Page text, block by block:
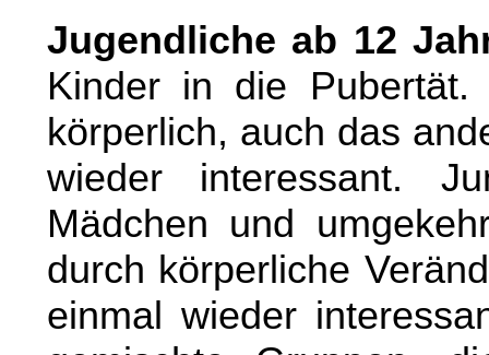
Jugendliche ab 12
Kinder in die
körperlich, auch das
wieder interessant.
Mädchen und
durch körperliche
einmal wieder